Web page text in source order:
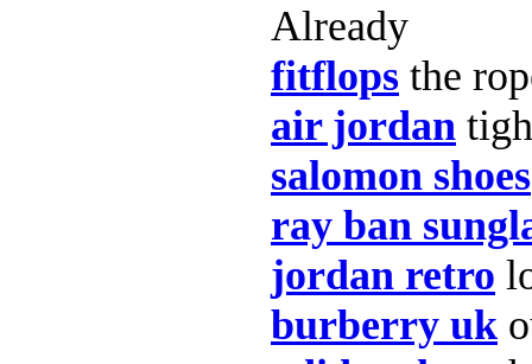
Already
fitflops the
air jordan
salomon shoes
ray ban
jordan retro
burberry uk